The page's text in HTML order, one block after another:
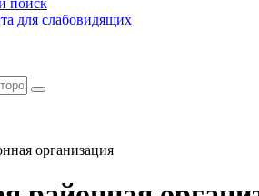
поиск
для слабовидящих
организация